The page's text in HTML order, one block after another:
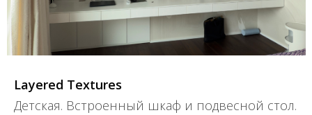
Layered Textures
Детская. Встроенный шкаф и подвесной стол.